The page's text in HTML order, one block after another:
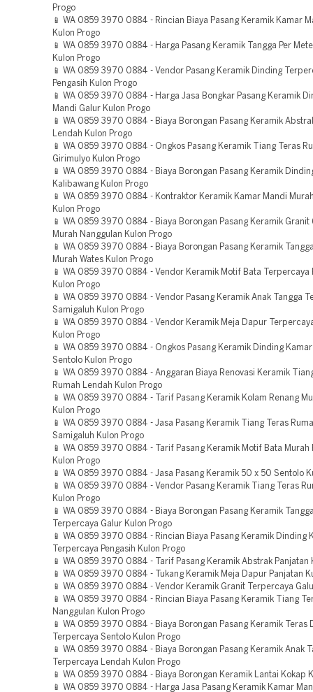
Progo
📱 WA 0859 3970 0884 - Rincian Biaya Pasang Keramik Kamar
Kulon Progo
📱 WA 0859 3970 0884 - Harga Pasang Keramik Tangga Per
Kulon Progo
📱 WA 0859 3970 0884 - Vendor Pasang Keramik Dinding
Pengasih Kulon Progo
📱 WA 0859 3970 0884 - Harga Jasa Bongkar Pasang Keramik
Mandi Galur Kulon Progo
📱 WA 0859 3970 0884 - Biaya Borongan Pasang Keramik
Lendah Kulon Progo
📱 WA 0859 3970 0884 - Ongkos Pasang Keramik Tiang Teras
Girimulyo Kulon Progo
📱 WA 0859 3970 0884 - Biaya Borongan Pasang Keramik
Kalibawang Kulon Progo
📱 WA 0859 3970 0884 - Kontraktor Keramik Kamar Mandi
Kulon Progo
📱 WA 0859 3970 0884 - Biaya Borongan Pasang Keramik Granit
Murah Nanggulan Kulon Progo
📱 WA 0859 3970 0884 - Biaya Borongan Pasang Keramik
Murah Wates Kulon Progo
📱 WA 0859 3970 0884 - Vendor Keramik Motif Bata Terpercaya
Kulon Progo
📱 WA 0859 3970 0884 - Vendor Pasang Keramik Anak Tangga
Samigaluh Kulon Progo
📱 WA 0859 3970 0884 - Vendor Keramik Meja Dapur
Kulon Progo
📱 WA 0859 3970 0884 - Ongkos Pasang Keramik Dinding
Sentolo Kulon Progo
📱 WA 0859 3970 0884 - Anggaran Biaya Renovasi Keramik
Rumah Lendah Kulon Progo
📱 WA 0859 3970 0884 - Tarif Pasang Keramik Kolam Renang
Kulon Progo
📱 WA 0859 3970 0884 - Jasa Pasang Keramik Tiang Teras
Samigaluh Kulon Progo
📱 WA 0859 3970 0884 - Tarif Pasang Keramik Motif Bata Murah
Kulon Progo
📱 WA 0859 3970 0884 - Jasa Pasang Keramik 50 x 50 Sentolo
📱 WA 0859 3970 0884 - Vendor Pasang Keramik Tiang Teras
Kulon Progo
📱 WA 0859 3970 0884 - Biaya Borongan Pasang Keramik
Terpercaya Galur Kulon Progo
📱 WA 0859 3970 0884 - Rincian Biaya Pasang Keramik Dinding
Terpercaya Pengasih Kulon Progo
📱 WA 0859 3970 0884 - Tarif Pasang Keramik Abstrak Panjatan
📱 WA 0859 3970 0884 - Tukang Keramik Meja Dapur Panjatan
📱 WA 0859 3970 0884 - Vendor Keramik Granit Terpercaya
📱 WA 0859 3970 0884 - Rincian Biaya Pasang Keramik Tiang
Nanggulan Kulon Progo
📱 WA 0859 3970 0884 - Biaya Borongan Pasang Keramik Teras
Terpercaya Sentolo Kulon Progo
📱 WA 0859 3970 0884 - Biaya Borongan Pasang Keramik Anak
Terpercaya Lendah Kulon Progo
📱 WA 0859 3970 0884 - Biaya Borongan Keramik Lantai Kokap
📱 WA 0859 3970 0884 - Harga Jasa Pasang Keramik Kamar